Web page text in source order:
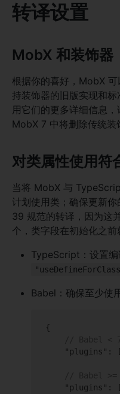
转译设置
MobX 和装饰器
根据你的喜好，MobX
持装饰器的旧版实现和
用它们的更多详细信息，
MobX 7 中将删除传统装
对类属性使用符
当将 MobX 与
计划使用类；确保更新
39 规范的转译，因为这
个，类字段在初始化之前
TypeScript：设置编
Babel：确保至少使
{
"plugins" :
"plugins" :